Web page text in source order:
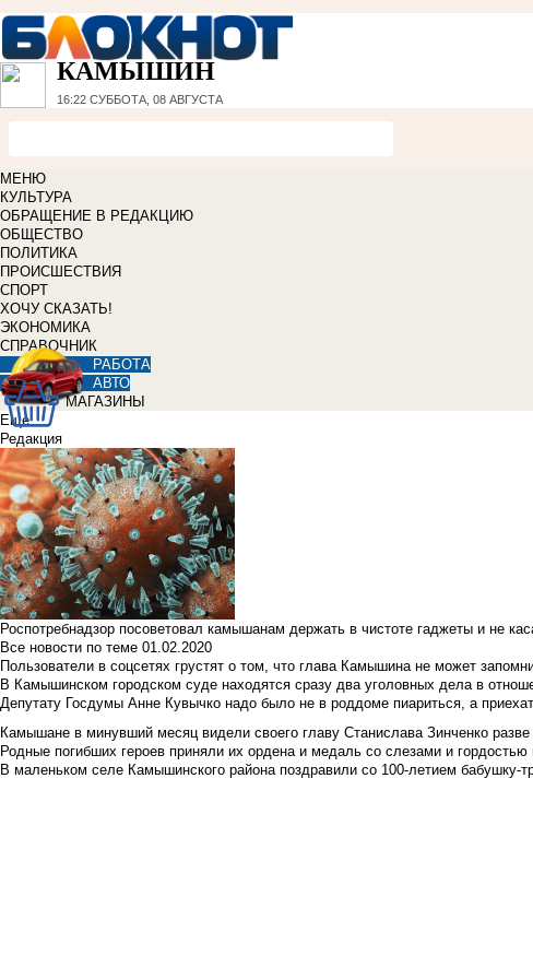
КАМЫШИН
16:22 СУББОТА, 08 АВГУСТА
МЕНЮ
КУЛЬТУРА
ОБРАЩЕНИЕ В РЕДАКЦИЮ
ОБЩЕСТВО
ПОЛИТИКА
ПРОИСШЕСТВИЯ
СПОРТ
ХОЧУ СКАЗАТЬ!
ЭКОНОМИКА
СПРАВОЧНИК
РАБОТА
АВТО
МАГАЗИНЫ
Еще
Редакция
Роспотребнадзор посоветовал камышанам держать в чистоте гаджеты и не
Все новости по теме 01.02.2020
Пользователи в соцсетях грустят о том, что глава Камышина не может
В Камышинском городском суде находятся сразу два уголовных дела в
Депутату Госдумы Анне Кувычко надо было не в роддоме пиариться, а
Камышане в минувший месяц видели своего главу Станислава Зинченко разве
Родные погибших героев приняли их ордена и медаль со слезами и
В маленьком селе Камышинского района поздравили со 100-летием бабушку-